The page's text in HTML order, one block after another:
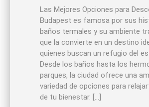
Las Mejores Opciones para
Budapest es famosa por sus
baños termales y su ambiente
que la convierte en un destino
quienes buscan un refugio del
Desde los baños hasta los
parques, la ciudad ofrece una
variedad de opciones para
de tu bienestar. […]